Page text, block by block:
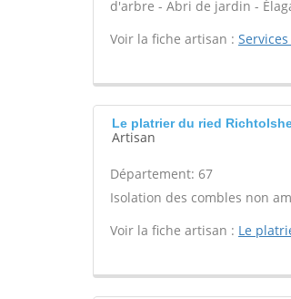
d'arbre - Abri de jardin -
Voir la fiche artisan :
Le platrier du ried
Artisan
Département: 67
Isolation des combles non
Voir la fiche artisan : Le